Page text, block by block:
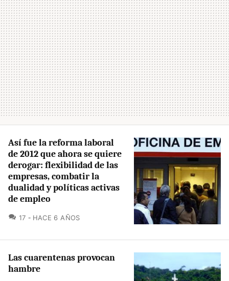
Así fue la reforma laboral
de 2012 que ahora se quiere
derogar: flexibilidad de las
empresas, combatir la
dualidad y políticas activas
de empleo
17 COMENTARIOS
HACE 6 AÑOS
Las cuarentenas provocan
hambre